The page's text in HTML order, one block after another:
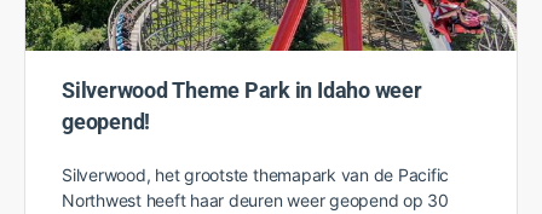
Silverwood Theme Park in Idaho weer
geopend!
Silverwood, het grootste themapark van de Pacific
Northwest heeft haar deuren weer geopend op 30